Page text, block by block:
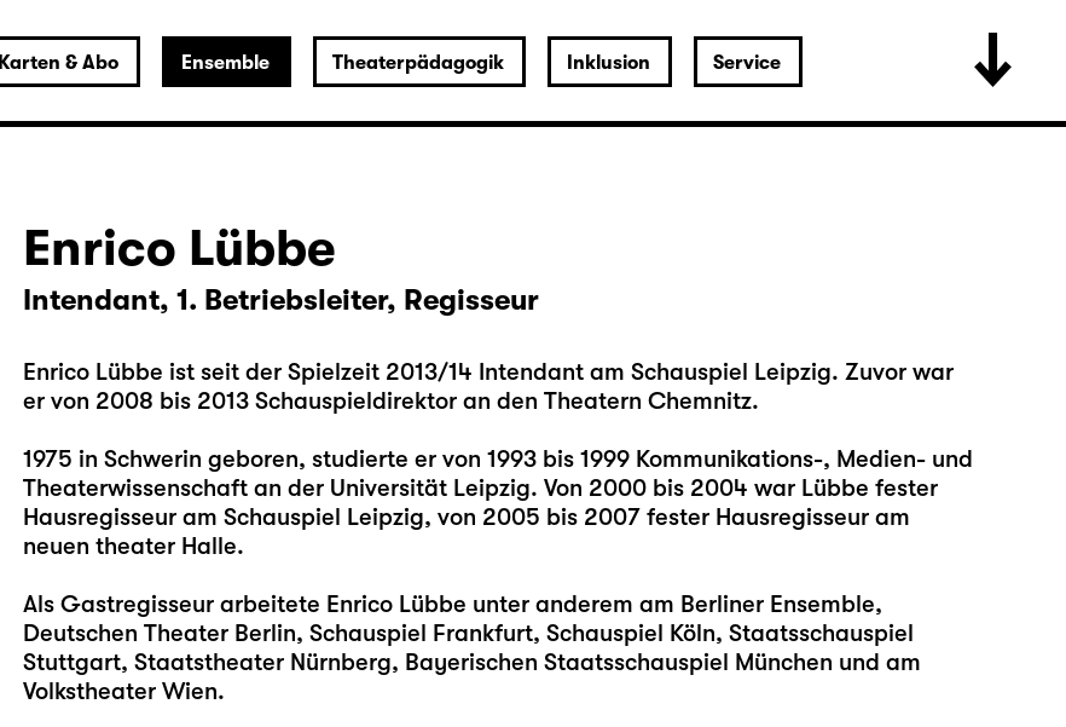
Karten & Abo Ensemble Theaterpädagogik Inklusion Service
Enrico Lübbe
Intendant, 1. Betriebsleiter, Regisseur
Enrico Lübbe ist seit der Spielzeit 2013/14 Intendant am Schauspiel Leipzig. Zuvor war
er von 2008 bis 2013 Schauspieldirektor an den Theatern Chemnitz.
1975 in Schwerin geboren, studierte er von 1993 bis 1999 Kommunikations-, Medien- und
Theaterwissenschaft an der Universität Leipzig. Von 2000 bis 2004 war Lübbe fester
Hausregisseur am Schauspiel Leipzig, von 2005 bis 2007 fester Hausregisseur am
neuen theater Halle.
Als Gastregisseur arbeitete Enrico Lübbe unter anderem am Berliner Ensemble,
Deutschen Theater Berlin, Schauspiel Frankfurt, Schauspiel Köln, Staatsschauspiel
Stuttgart, Staatstheater Nürnberg, Bayerischen Staatsschauspiel München und am
Volkstheater Wien.